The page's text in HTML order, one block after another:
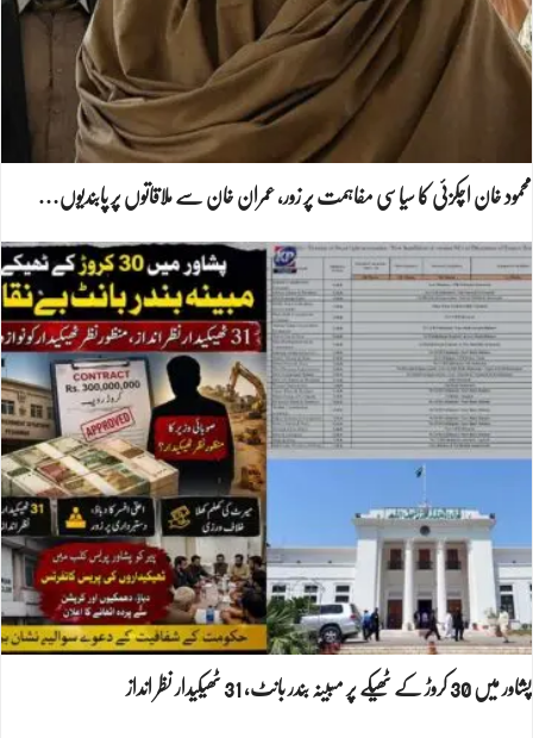
محمود خان اچکزئی کا سیاسی مفاہمت پر زور، عمران خان سے ملاقاتوں پر پابندیوں…
پشاور میں 30 کروڑ کے ٹھیکے پر مبینہ بندر بانٹ، 31 ٹھیکیدار نظر انداز